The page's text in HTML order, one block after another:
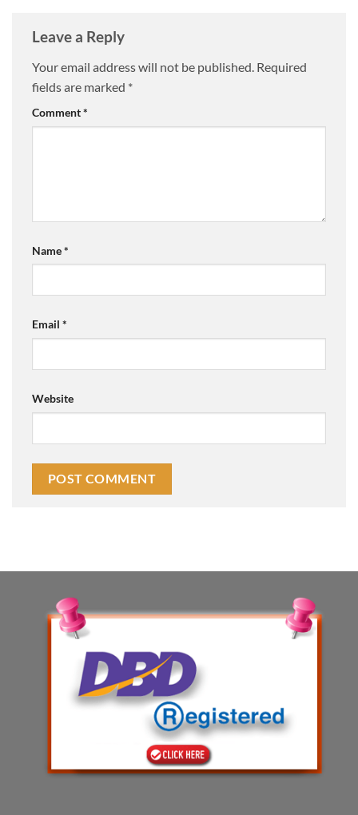
Leave a Reply
Your email address will not be published. Required
fields are marked *
Comment*
Name*
Email *
Website